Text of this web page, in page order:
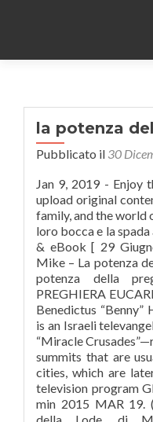
la potenza
Pubblicato il 30
Jan 9, 2019 - Enjoy
upload original
family, and the world
loro bocca e la
& eBook [ 29
Mike – La potenza
potenza della
PREGHIERA
Benedictus
is an Israeli
“Miracle
summits that are
cities, which are
television program
min 2015 MAR 19.